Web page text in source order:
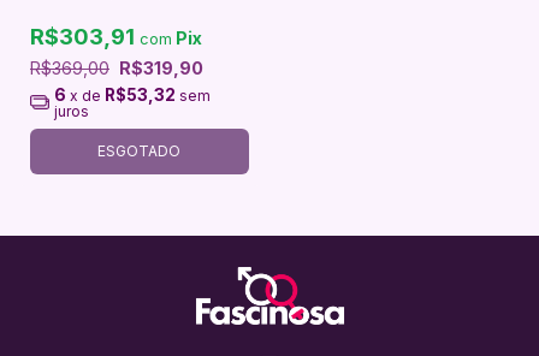
R$369,00 R$319,90
R$303,91 com Pix
6 x de R$53,32 sem
juros
ESGOTADO